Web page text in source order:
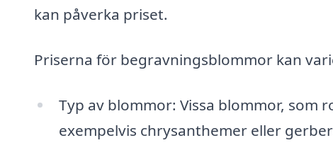
kan påverka priset.
Priserna för begravningsblommor kan
Typ av blommor: Vissa blommor, som
exempelvis chrysanthemer eller